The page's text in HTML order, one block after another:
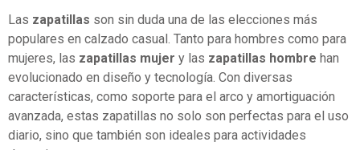
Las zapatillas son sin duda una de las elecciones más
populares en calzado casual. Tanto para hombres como para
mujeres, las zapatillas mujer y las zapatillas hombre han
evolucionado en diseño y tecnología. Con diversas
características, como soporte para el arco y amortiguación
avanzada, estas zapatillas no solo son perfectas para el uso
diario, sino que también son ideales para actividades